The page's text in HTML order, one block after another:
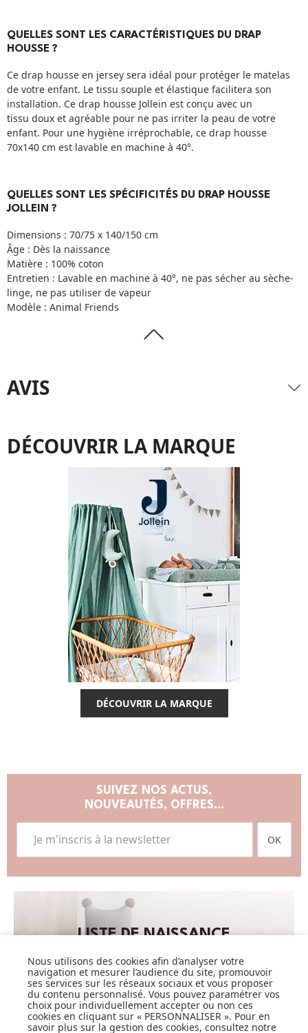
QUELLES SONT LES CARACTÉRISTIQUES DU DRAP
HOUSSE ?
Ce drap housse en jersey sera idéal pour protéger le matelas
de votre enfant. Le tissu souple et élastique facilitera son
installation. Ce drap housse Jollein est conçu avec un
tissu doux et agréable pour ne pas irriter la peau de votre
enfant. Pour une hygiène irréprochable, ce drap housse
70x140 cm est lavable en machine à 40°.
QUELLES SONT LES SPÉCIFICITÉS DU DRAP HOUSSE
JOLLEIN ?
Dimensions : 70/75 x 140/150 cm
Âge : Dès la naissance
Matière : 100% coton
Entretien : Lavable en machine à 40°, ne pas sécher au sèche-
linge, ne pas utiliser de vapeur
Modèle : Animal Friends
AVIS
DÉCOUVRIR LA MARQUE
DÉCOUVRIR LA MARQUE
SUIVEZ NOS ACTUS,
NOUVEAUTÉS, OFFRES...
OK
LISTE DE NAISSANCE
JE DÉCOUVRE
Nous utilisons des cookies afin d’analyser votre
navigation et mesurer l’audience du site, promouvoir
ses services sur les réseaux sociaux et vous proposer
du contenu personnalisé. Vous pouvez paramétrer vos
choix pour individuellement accepter ou non ces
cookies en cliquant sur « PERSONNALISER ». Pour en
savoir plus sur la gestion des cookies, consultez notre